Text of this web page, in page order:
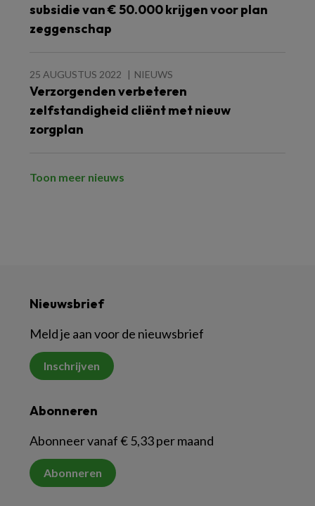
subsidie van € 50.000 krijgen voor plan
zeggenschap
25 AUGUSTUS 2022 NIEUWS
Verzorgenden verbeteren
zelfstandigheid cliënt met nieuw
zorgplan
Toon meer nieuws
Nieuwsbrief
Meld je aan voor de nieuwsbrief
Inschrijven
Abonneren
Abonneer vanaf € 5,33 per maand
Abonneren